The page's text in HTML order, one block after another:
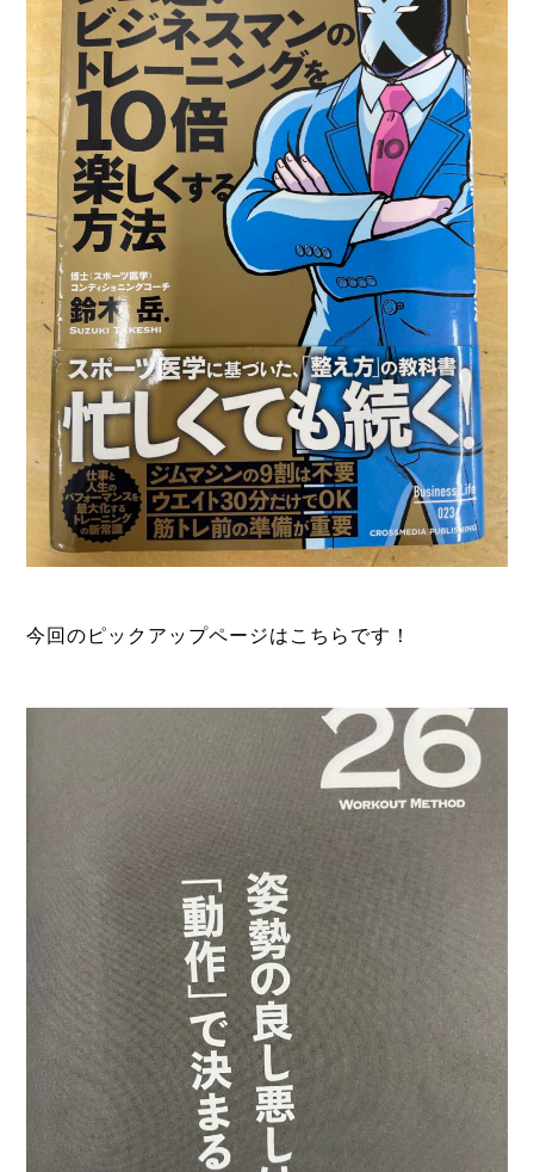
今回のピックアップページはこちらです！